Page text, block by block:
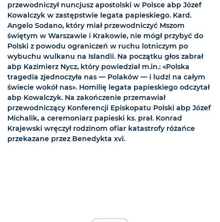
przewodniczył nuncjusz apostolski w Polsce abp Józef
Kowalczyk w zastępstwie legata papieskiego. Kard.
Angelo Sodano, który miał przewodniczyć Mszom
świętym w Warszawie i Krakowie, nie mógł przybyć do
Polski z powodu ograniczeń w ruchu lotniczym po
wybuchu wulkanu na Islandii. Na początku głos zabrał
abp Kazimierz Nycz, który powiedział m.in.: «Polska
tragedia zjednoczyła nas — Polaków — i ludzi na całym
świecie wokół nas». Homilię legata papieskiego odczytał
abp Kowalczyk. Na zakończenie przemawiał
przewodniczący Konferencji Episkopatu Polski abp Józef
Michalik, a ceremoniarz papieski ks. prał. Konrad
Krajewski wręczył rodzinom ofiar katastrofy różańce
przekazane przez Benedykta xvi.